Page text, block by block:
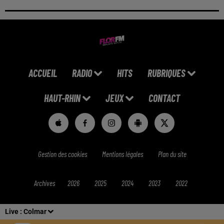
Live : Colmar
ACCUEIL RADIO HITS RUBRIQUES
HAUT-RHIN JEUX CONTACT
Gestion des cookies Mentions légales Plan du site
Archives 2026 2025 2024 2023 2022